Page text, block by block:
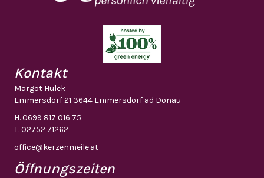
Kontakt
Margot Hulek
Emmersdorf 21 3644 Emmersdorf ad Donau
H.0699 817 016 75
T.02752 71262
office@kerzenmeile.at
Öffnungszeiten